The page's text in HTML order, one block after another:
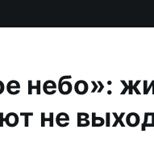
небо»:
не